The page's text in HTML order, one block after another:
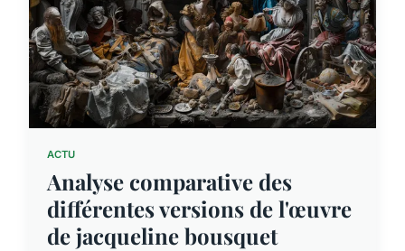
ACTU
Analyse comparative des
différentes versions de l'œuvre
de jacqueline bousquet